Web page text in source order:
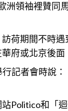
領袖裡贊同
荷期間不時遇
府或北京後面
記者會時說
Politico和「